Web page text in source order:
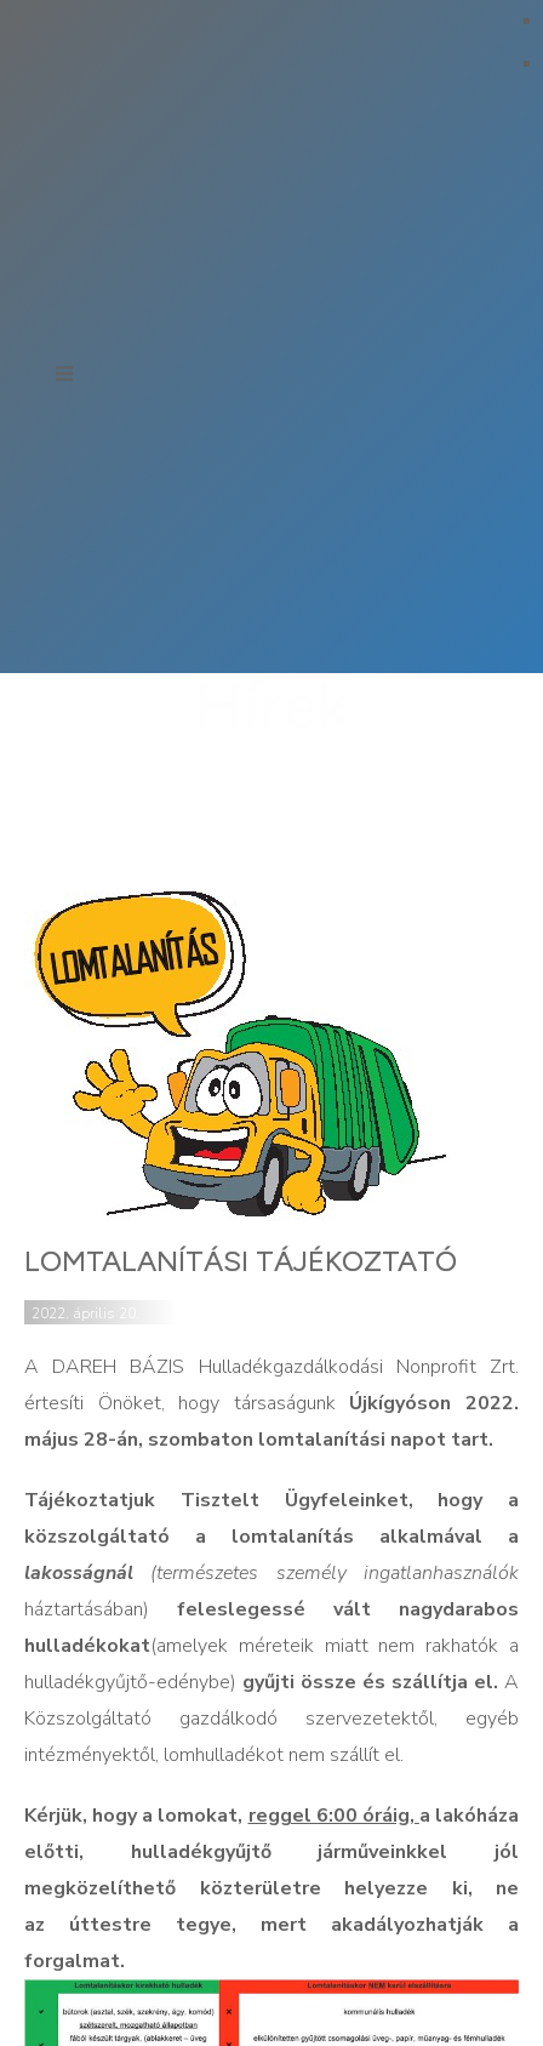
LOMTALANÍTÁSI TÁJÉKOZTATÓ
2022. április 20.
A DAREH BÁZIS Hulladékgazdálkodási Nonprofit Zrt.
értesíti Önöket, hogy társaságunk Újkígyóson 2022.
május 28-án, szombaton lomtalanítási napot tart.
Tájékoztatjuk Tisztelt Ügyfeleinket, hogy
a
közszolgáltató a lomtalanítás alkalmával a
lakosságnál (természetes személy ingatlanhasználók
háztartásában) feleslegessé vált nagydarabos
hulladékokat(amelyek méreteik miatt nem rakhatók a
hulladékgyűjtő-edénybe) gyűjti össze és szállítja el. A
Közszolgáltató gazdálkodó szervezetektől, egyéb
intézményektől, lomhulladékot nem szállít el.
Kérjük, hogy a lomokat, reggel 6:00 óráig, a lakóháza
előtti, hulladékgyűjtő járműveinkkel jól
megközelíthető közterületre helyezze ki, ne
az úttestre tegye, mert akadályozhatják a
forgalmat.